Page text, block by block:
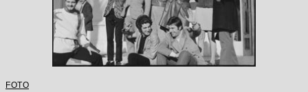
FOTO